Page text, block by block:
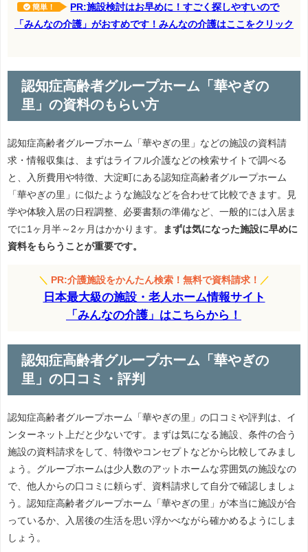
簡単！
PR:施設検討はお早めに！すごく探しやすいので
「みんなの介護」がおすめです！みんなの介護はここをクリック
認知症高齢者グループホーム「華やぎの
里」の資料のもらい方
認知症高齢者グループホーム「華やぎの里」などの施設の資料請
求・情報収集は、まずはライフル介護などの検索サイトで調べる
と、入所費用や特徴、大淀町にある認知症高齢者グループホーム
「華やぎの里」に似たような施設などを合わせて比較できます。見
学や体験入居の日程調整、必要書類の準備など、一般的には入居ま
でに1ヶ月半～2ヶ月はかかります。
まずは気になった施設に早めに
資料をもらうことが重要です。
＼ PR:介護施設をかんたん検索！無料で資料請求！ ／
日本最大級の施設・老人ホーム情報サイト
「みんなの介護」はこちらから！
認知症高齢者グループホーム「華やぎの
里」の口コミ・評判
認知症高齢者グループホーム「華やぎの里」の口コミや評判は、イ
ンターネット上だと少ないです。まずは気になる施設、条件の合う
施設の資料請求をして、特徴やコンセプトなどから比較してみまし
ょう。グループホームは少人数のアットホームな雰囲気の施設なの
で、他人からの口コミに頼らず、資料請求して自分で確認しましょ
う。認知症高齢者グループホーム「華やぎの里」が本当に施設が合
っているか、入居後の生活を思い浮かべながら確かめるようにしま
しょう。